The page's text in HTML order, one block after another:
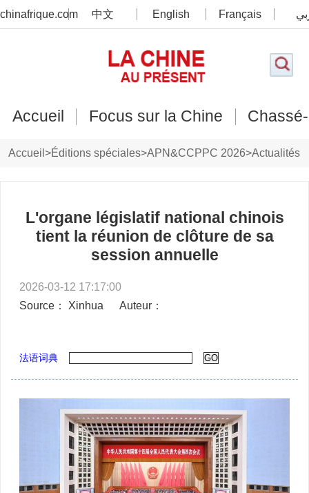
chinafrique.com 中文 English Français
Accueil Focus sur la Chine
Accueil >Éditions spéciales>APN&CCPPC 2026>Actualités
L'organe législatif national chinois
tient la réunion de clôture de sa
session annuelle
2026-03-12 17:17:00
Source： Xinhua
Auteur：
法语词典